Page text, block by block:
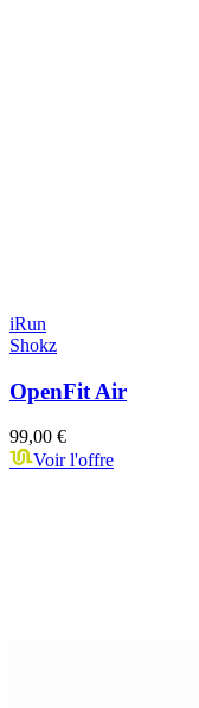
iRun
Shokz
OpenFit Air
99,00 €
Voir l'offre